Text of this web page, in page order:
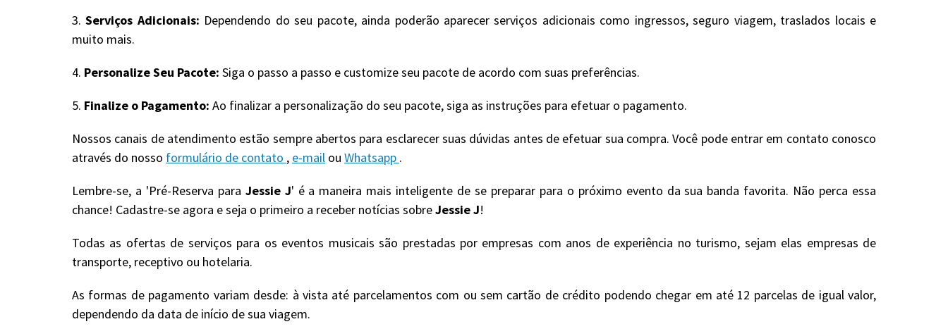
3.Serviços Adicionais: Dependendo do seu pacote, ainda poderão aparecer serviços adicionais como ingressos, seguro viagem, traslados locais e
muito mais.
4. Personalize Seu Pacote: Siga o passo a passo e customize seu pacote de acordo com suas preferências.
5. Finalize o Pagamento: Ao finalizar a personalização do seu pacote, siga as instruções para efetuar o pagamento.
Nossos canais de atendimento estão sempre abertos para esclarecer suas dúvidas antes de efetuar sua compra. Você pode entrar em contato conosco
através do nosso formulário de contato , e-mail ou Whatsapp .
Lembre-se, a 'Pré-Reserva para Jessie J' é a maneira mais inteligente de se preparar para o próximo evento da sua banda favorita. Não perca essa
chance! Cadastre-se agora e seja o primeiro a receber notícias sobreJessie J!
Todas as ofertas de serviços para os eventos musicais são prestadas por empresas com anos de experiência no turismo, sejam elas empresas de
transporte, receptivo ou hotelaria.
As formas de pagamento variam desde: à vista até parcelamentos com ou sem cartão de crédito podendo chegar em até 12 parcelas de igual valor,
dependendo da data de início de sua viagem.